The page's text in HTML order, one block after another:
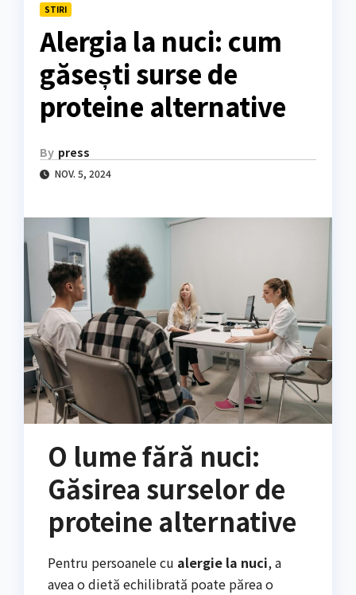
STIRI
Alergia la nuci: cum
găsești surse de
proteine alternative
By press
NOV. 5, 2024
O lume fără nuci:
Găsirea surselor de
proteine alternative
Pentru persoanele cu alergie la nuci, a
avea o dietă echilibrată poate părea o